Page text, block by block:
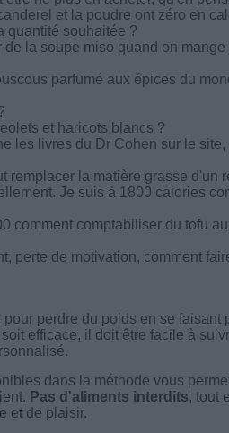
et la poudre ont zéro en
quantité souhaitée ?
la soupe miso quand on
parfumé aux épices du
et haricots blancs ?
les livres du Dr Cohen sur le site,
remplacer la matière grasse d'un
Je suis à 1800 calories
comment comptabiliser du tofu
perte de motivation, comment
perdre du poids en se faisant
efficace, il doit être facile à
dans la méthode vous
Pas d'aliments interdits, tout
et de plaisir.